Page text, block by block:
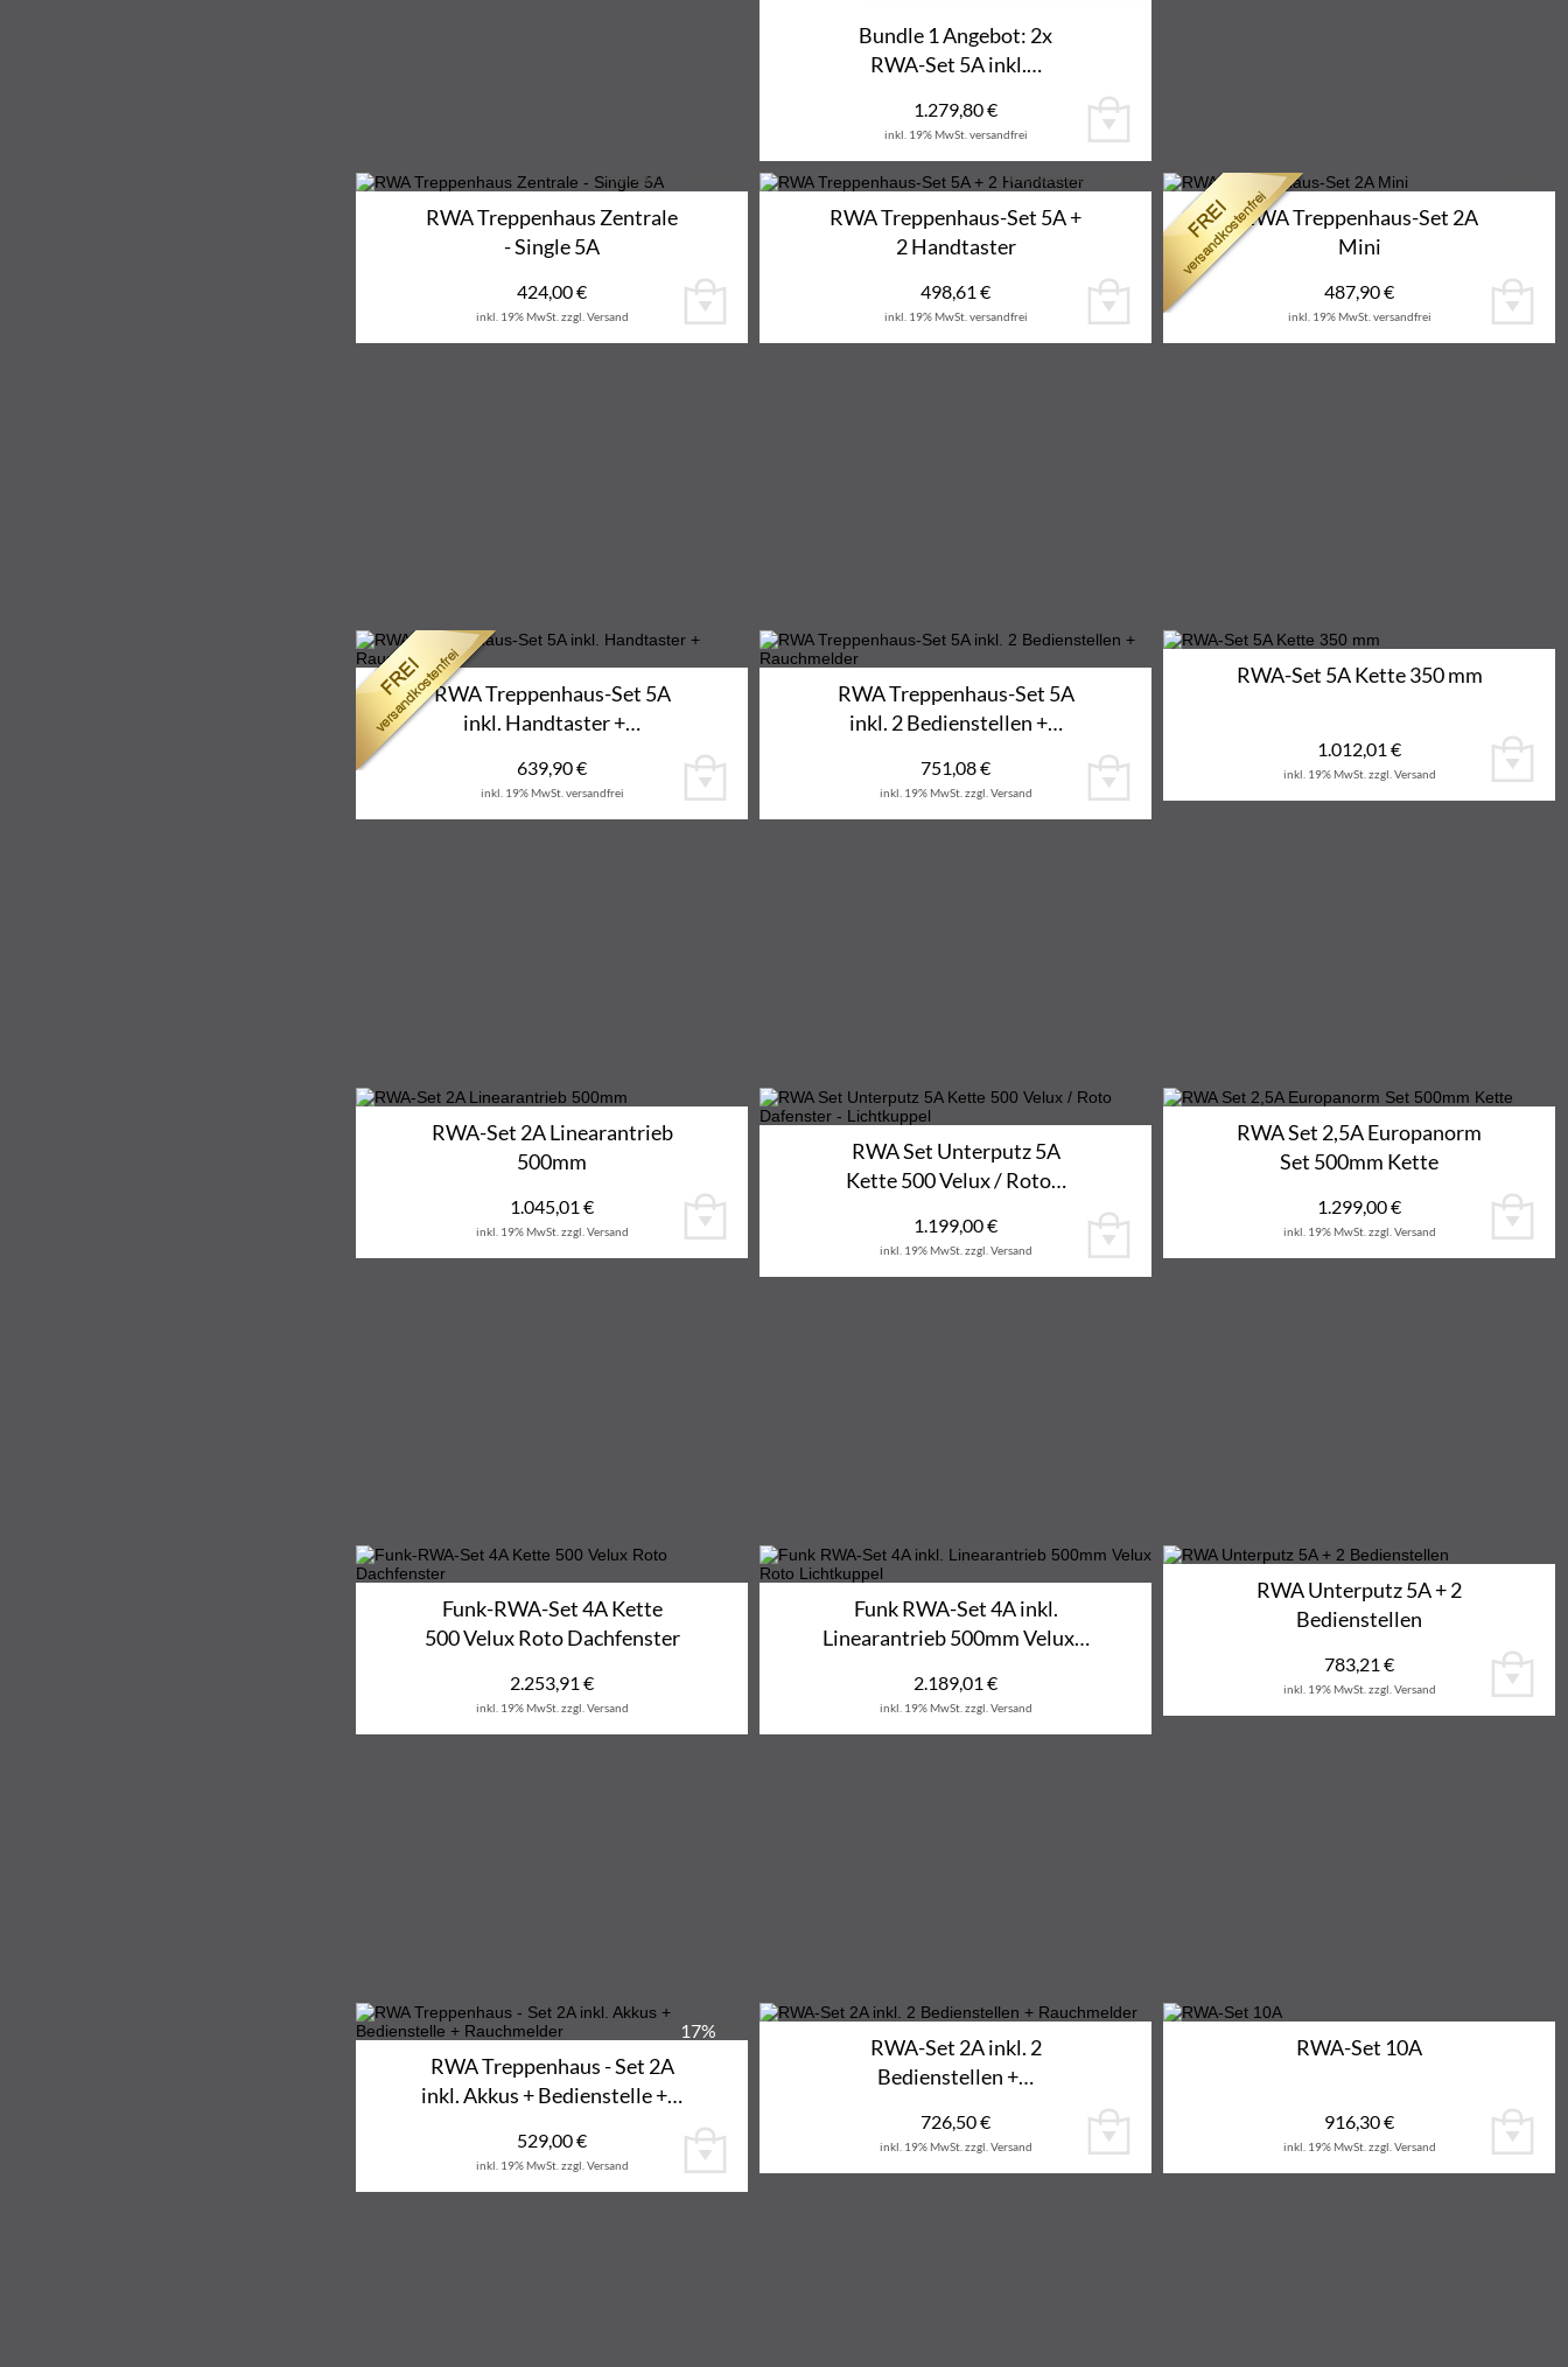
Bundle 1 Angebot: 2x
RWA-Set 5A inkl.…
inkl. 19% MwSt. versandfrei
1.279,80€
unser alter Preis
RWA Treppenhaus Zentrale
- Single 5A
inkl. 19% MwSt. zzgl. Versand
424,00€
unser alter Preis
RWA Treppenhaus-Set 5A +
2 Handtaster
inkl. 19% MwSt. versandfrei
498,61 €
RWA Treppenhaus-Set 2A
Mini
inkl. 19% MwSt. versandfrei
487,90€
RWA Treppenhaus-Set 5A
inkl. Handtaster +…
inkl. 19% MwSt. versandfrei
639,90€
RWA Treppenhaus-Set 5A
inkl. 2 Bedienstellen +…
inkl. 19% MwSt. zzgl. Versand
751,08€
RWA-Set 5A Kette 350 mm
inkl. 19% MwSt. zzgl. Versand
1.012,01 €
RWA-Set 2A Linearantrieb
500mm
inkl. 19% MwSt. zzgl. Versand
1.045,01 €
RWA Set Unterputz 5A
Kette 500 Velux / Roto…
inkl. 19% MwSt. zzgl. Versand
1.199,00€
RWA Set 2,5A Europanorm
Set 500mm Kette
inkl. 19% MwSt. zzgl. Versand
1.299,00€
Funk-RWA-Set 4A Kette
500 Velux Roto Dachfenster
inkl. 19% MwSt. zzgl. Versand
2.253,91 €
Funk RWA-Set 4A inkl.
Linearantrieb 500mm Velux…
inkl. 19% MwSt. zzgl. Versand
2.189,01 €
RWA Unterputz 5A + 2
Bedienstellen
inkl. 19% MwSt. zzgl. Versand
783,21 €
unser alter Preis 636,90 €
RWA Treppenhaus - Set 2A
inkl. Akkus + Bedienstelle +…
inkl. 19% MwSt. zzgl. Versand
529,00€
17%
RWA-Set 2A inkl. 2
Bedienstellen +…
inkl. 19% MwSt. zzgl. Versand
726,50€
RWA-Set 10A
inkl. 19% MwSt. zzgl. Versand
916,30€